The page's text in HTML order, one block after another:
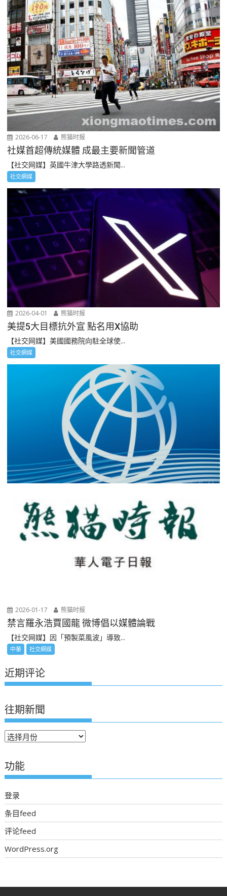
2026-06-17 熊猫时报
社媒首超傳統媒體 成最主要新聞管道
【社交网媒】英國牛津大學路透新聞...
社交網媒
2026-04-01 熊猫时报
美提5大目標抗外宣 點名用X協助
【社交网媒】美國國務院向駐全球使...
社交網媒
2026-01-17 熊猫时报
禁言羅永浩賈國龍 微博倡以媒體論戰
【社交网媒】因「預製菜風波」導致...
中華 社交網媒
近期评论
往期新聞
往
新
聞
功能
登录
条目feed
评论feed
WordPress.org